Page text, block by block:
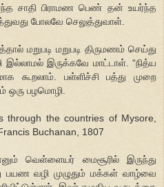
சாதி பிராமண பெண் தன் உயர்ந்த
போலவே செலுத்துவாள்.
மறுபடி மறுபடி திருமணம் செய்து
இருக்கவே மாட்டாள். “நித்ய
கூறலாம். பள்ளிச்சி பத்து முறை
ஒரு பழமொழி.
through the countries of Mysore,
Buchanan, 1807
வெள்ளையர் மைசூரில் இருந்து
பயண வழி முழுதும் மக்கள் வாழ்வை